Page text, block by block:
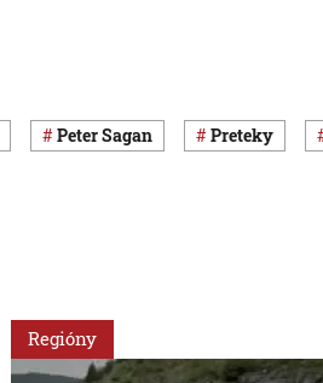
Peter Sagan preteky
Regióny